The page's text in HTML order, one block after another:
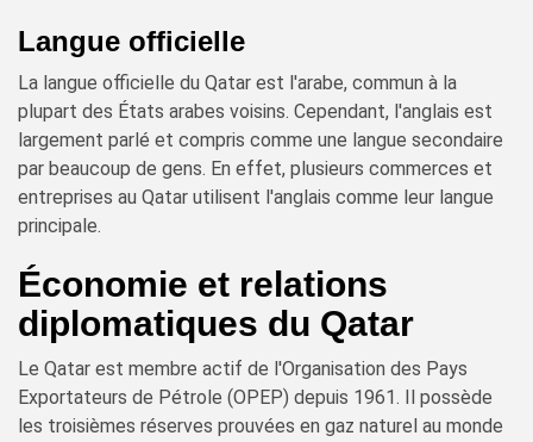
Langue officielle
La langue officielle du Qatar est l'arabe, commun à la
plupart des États arabes voisins. Cependant, l'anglais est
largement parlé et compris comme une langue secondaire
par beaucoup de gens. En effet, plusieurs commerces et
entreprises au Qatar utilisent l'anglais comme leur langue
principale.
Économie et relations
diplomatiques du Qatar
Le Qatar est membre actif de l'Organisation des Pays
Exportateurs de Pétrole (OPEP) depuis 1961. Il possède
les troisièmes réserves prouvées en gaz naturel au monde